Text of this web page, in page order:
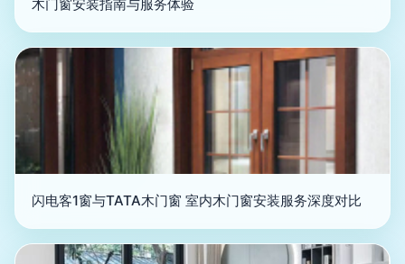
木门窗安装指南与服务体验
闪电客1窗与TATA木门窗 室内木门窗安装服务深度对比